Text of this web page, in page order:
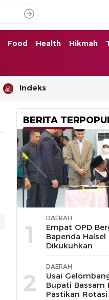
Food Health Hikmah
Indeks
BERITA
1
DAERAH
Empat OPD
Bapenda Halsel
Dikukuhkan
2
DAERAH
Usai
Bupati Bassam
Pastikan Rotasi